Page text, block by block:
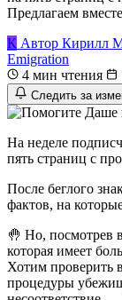
Предлагаем
К Автор Кирилл
Emigration
4 мин чтения
Следить за
На неделе
пять страниц с
После беглого
фактов, на
🤚 Но, посмотрев
которая имеет
Хотим проверить
процедуры